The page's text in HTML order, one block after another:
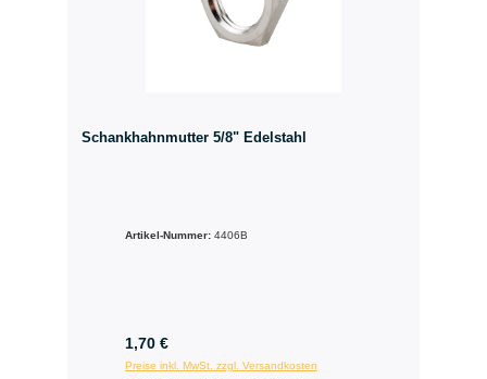
Schankhahnmutter 5/8" Edelstahl
Artikel-Nummer: 4406B
1,70 €
Preise inkl. MwSt. zzgl. Versandkosten